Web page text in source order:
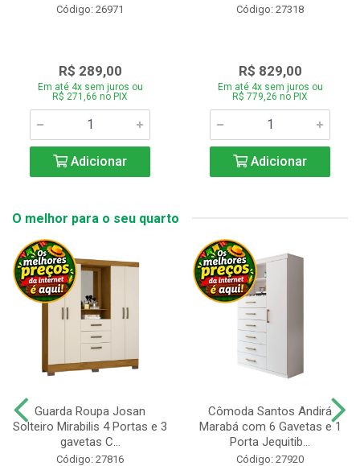
Código: 26971
R$ 289,00
Em até 4x sem juros ou
R$ 271,66 no PIX
Adicionar
Código: 27318
R$ 829,00
Em até 4x sem juros ou
R$ 779,26 no PIX
Adicionar
O melhor para o seu quarto
Guarda Roupa Josan
Solteiro Mirabilis 4 Portas e 3
gavetas C...
Código: 27816
Cômoda Santos Andirá
Marabá com 6 Gavetas e 1
Porta Jequitib...
Código: 27920